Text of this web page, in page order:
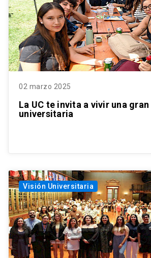
02 marzo 2025
La UC te invita a vivir una
universitaria
Visión Universitaria